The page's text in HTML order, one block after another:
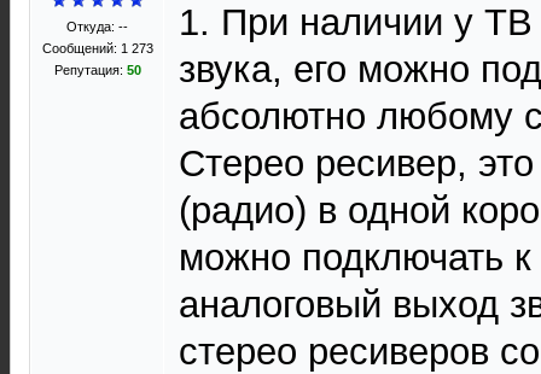
Откуда: --
Сообщений: 1 273
Репутация: 50
1. При наличии у ТВ
звука, его можно
абсолютно любому
Стерео ресивер,
(радио) в одной
можно подключать к
аналоговый выход
стерео ресиверов